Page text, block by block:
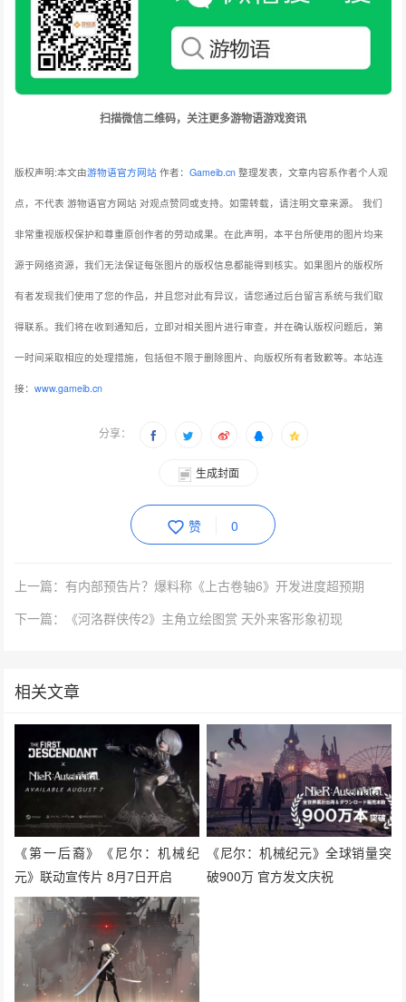
扫描微信二维码，关注更多游物语游戏资讯
版权声明:本文由游物语官方网站 作者：Gameib.cn 整理发表，文章内容系作者个人观
点，不代表 游物语官方网站 对观点赞同或支持。如需转载，请注明文章来源。 我们
非常重视版权保护和尊重原创作者的劳动成果。在此声明，本平台所使用的图片均来
源于网络资源，我们无法保证每张图片的版权信息都能得到核实。如果图片的版权所
有者发现我们使用了您的作品，并且您对此有异议，请您通过后台留言系统与我们取
得联系。我们将在收到通知后，立即对相关图片进行审查，并在确认版权问题后，第
一时间采取相应的处理措施，包括但不限于删除图片、向版权所有者致歉等。本站连
接：www.gameib.cn
分享：
生成封面
赞 0
上一篇：有内部预告片？爆料称《上古卷轴6》开发进度超预期
下一篇：《河洛群侠传2》主角立绘图赏 天外来客形象初现
相关文章
《第一后裔》《尼尔：机械纪
元》联动宣传片 8月7日开启
《尼尔：机械纪元》全球销量突
破900万 官方发文庆祝